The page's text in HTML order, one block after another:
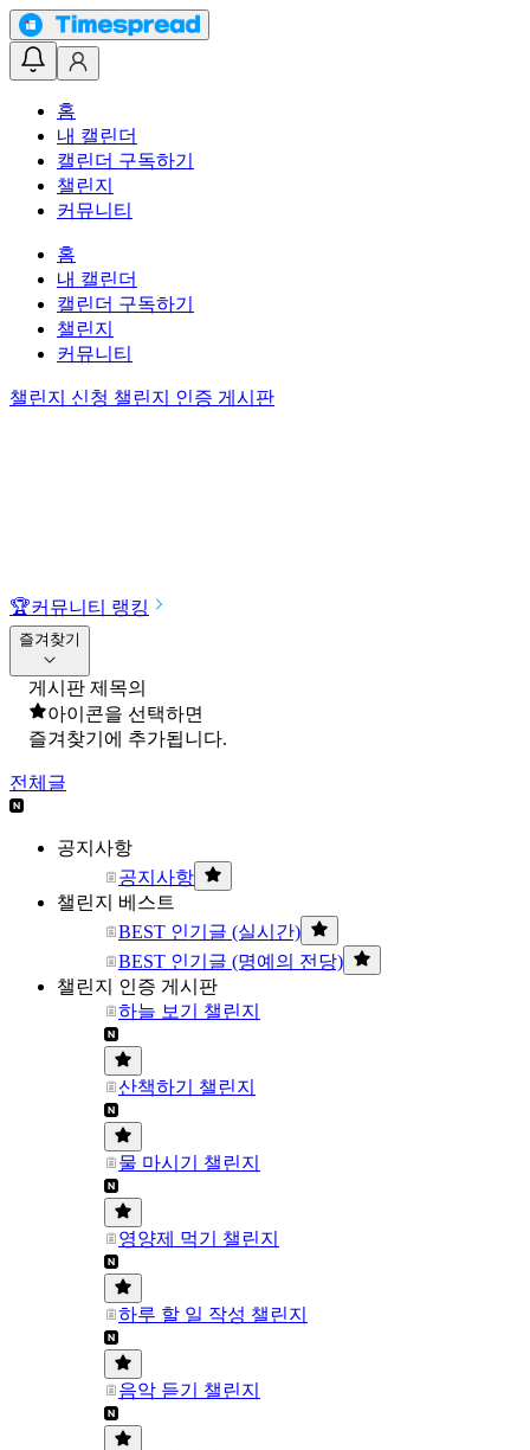
홈
내 캘린더
캘린더 구독하기
챌린지
커뮤니티
홈
내 캘린더
캘린더 구독하기
챌린지
커뮤니티
챌린지 신청 챌린지 인증 게시판
🏆커뮤니티 랭킹
즐겨찾기
게시판 제목의
아이콘을 선택하면
즐겨찾기에 추가됩니다.
전체글
공지사항
공지사항
챌린지 베스트
BEST 인기글 (실시간)
BEST 인기글 (명예의 전당)
챌린지 인증 게시판
하늘 보기 챌린지
산책하기 챌린지
물 마시기 챌린지
영양제 먹기 챌린지
하루 할 일 작성 챌린지
음악 듣기 챌린지